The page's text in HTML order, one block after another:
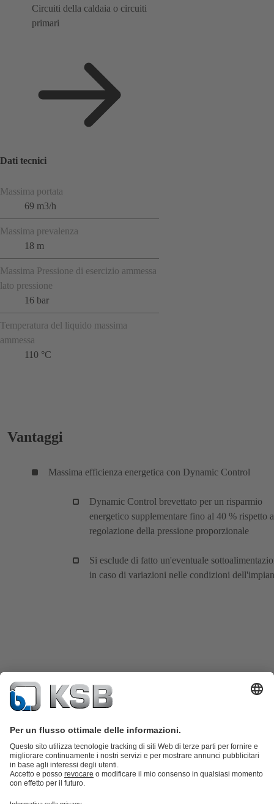
Circuiti della caldaia o circuiti
primari
Dati tecnici
Massima portata
69 m3/h
Massima prevalenza
18 m
Massima Pressione di esercizio ammessa
lato pressione
16 bar
Temperatura del liquido massima
ammessa
110 °C
Vantaggi
Massima efficienza energetica con Dynamic Control
Dynamic Control brevettato per un risparmio
energetico supplementare fino al 40 % rispetto
regolazione della pressione proporzionale
Si esclude di fatto un'eventuale
in caso di variazioni nelle condizioni